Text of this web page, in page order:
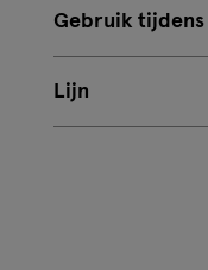
Gebruik
Lijn